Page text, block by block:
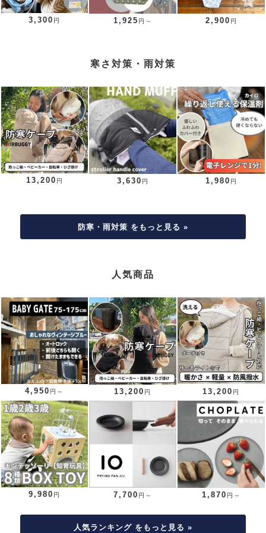
3,300 円 1,925 円～ 2,900 円
寒さ対策・雨対策
13,200 円 3,630 円 1,980 円
防寒・雨対策 をもっと見る »
人気商品
4,950 円～ 13,200 円 13,200 円
9,980 円 7,700 円～ 1,870 円～
人気ランキング をもっと見る »